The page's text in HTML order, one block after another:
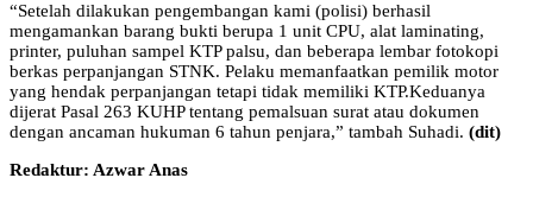
“Setelah dilakukan pengembangan kami (polisi) berhasil
mengamankan barang bukti berupa 1 unit CPU, alat laminating,
printer, puluhan sampel KTP palsu, dan beberapa lembar fotokopi
berkas perpanjangan STNK. Pelaku memanfaatkan pemilik motor
yang hendak perpanjangan tetapi tidak memiliki KTP.Keduanya
dijerat Pasal 263 KUHP tentang pemalsuan surat atau dokumen
dengan ancaman hukuman 6 tahun penjara,” tambah Suhadi. (dit)
Redaktur: Azwar Anas